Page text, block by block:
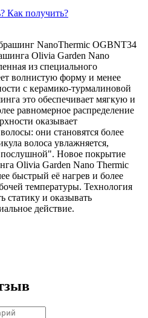
Как получить?
NanoThermic OGBNT34
Olivia Garden Nano
из специального
волнистую форму и менее
с керамико-турмалиновой
это обеспечивает мягкую и
равномерное распределение
оказывает
они становятся более
волоса увлажняется,
Новое покрытие
Olivia Garden Nano Thermic
быстрый её нагрев и более
температуры. Технология
статику и оказывать
действие.